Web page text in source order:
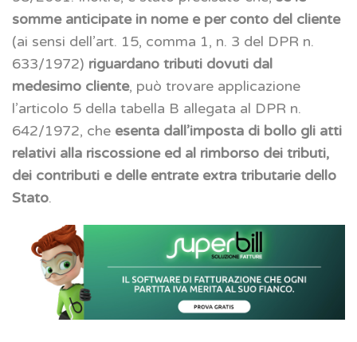
somme anticipate in nome e per conto del cliente
(ai sensi dell’art. 15, comma 1, n. 3 del DPR n.
633/1972) riguardano tributi dovuti dal
medesimo cliente, può trovare applicazione
l’articolo 5 della tabella B allegata al DPR n.
642/1972, che esenta dall’imposta di bollo gli atti
relativi alla riscossione ed al rimborso dei tributi,
dei contributi e delle entrate extra tributarie dello
Stato.